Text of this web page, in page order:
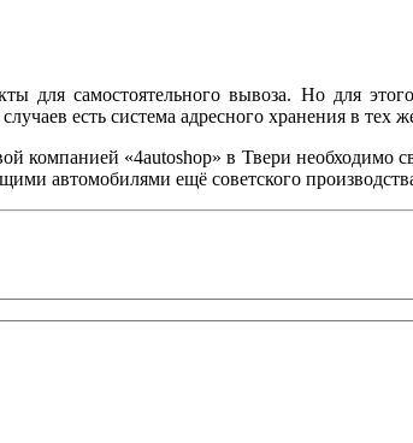
для самостоятельного вывоза. Но для
есть система адресного хранения в тех
компанией «4autoshop» в Твери
автомобилями ещё советского